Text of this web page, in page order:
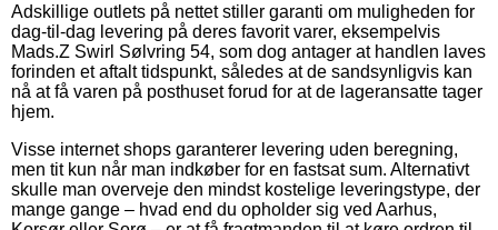
Adskillige outlets på nettet stiller garanti om muligheden for
dag-til-dag levering på deres favorit varer, eksempelvis
Mads.Z Swirl Sølvring 54, som dog antager at handlen laves
forinden et aftalt tidspunkt, således at de sandsynligvis kan
nå at få varen på posthuset forud for at de lageransatte tager
hjem.
Visse internet shops garanterer levering uden beregning,
men tit kun når man indkøber for en fastsat sum. Alternativt
skulle man overveje den mindst kostelige leveringstype, der
mange gange – hvad end du opholder sig ved Aarhus,